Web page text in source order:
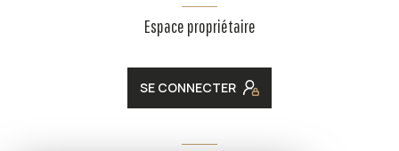
Espace propriétaire
SE CONNECTER